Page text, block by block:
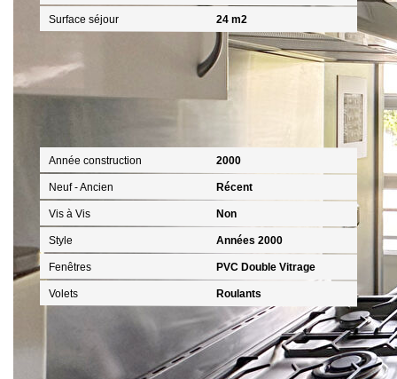
Surface séjour 24 m2
Année construction 2000
Neuf - Ancien Récent
Vis à Vis Non
Style Années 2000
Fenêtres PVC Double Vitrage
Volets Roulants